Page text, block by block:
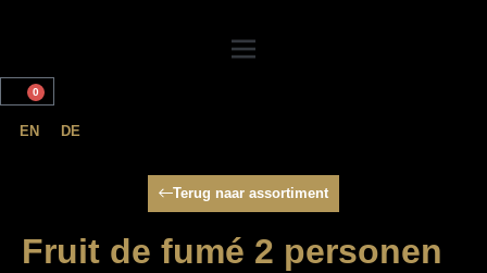
0
EN DE
Terug naar assortiment
Fruit de fumé 2 personen